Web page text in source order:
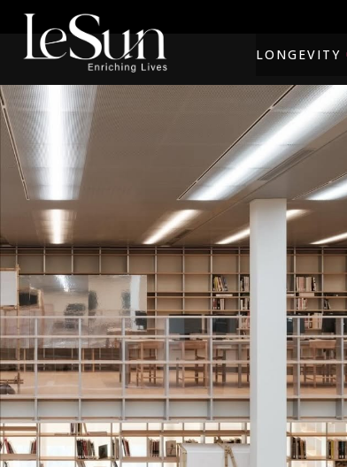
LONGEVITY